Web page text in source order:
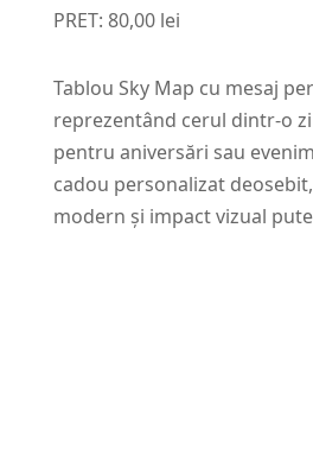
PRET: 80,00 lei
Tablou Sky Map cu mesaj
reprezentând cerul dintr-o
pentru aniversări sau
cadou personalizat
modern și impact vizual